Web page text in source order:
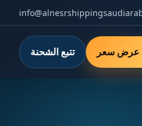
سعر تتبع الشحنة